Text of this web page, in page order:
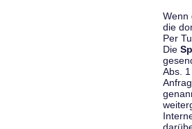
Wenn
die
Per
Die
Abs.